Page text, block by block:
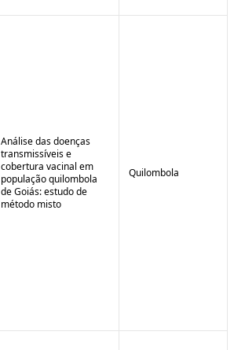
Análise das doenças
transmissíveis e
cobertura vacinal em
população quilombola
de Goiás: estudo de
método misto
Quilombola